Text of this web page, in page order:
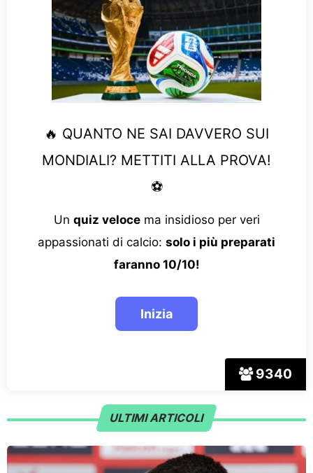
9340
🔥 QUANTO NE SAI DAVVERO SUI
MONDIALI? METTITI ALLA PROVA!
⚽
Un quiz velocema insidioso per veri
appassionati di calcio: solo i più preparati
faranno 10/10!
ULTIMI ARTICOLI